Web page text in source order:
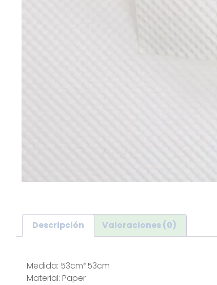
Descripción Valoraciones (0)
Medida: 53cm*53cm
Material: Paper